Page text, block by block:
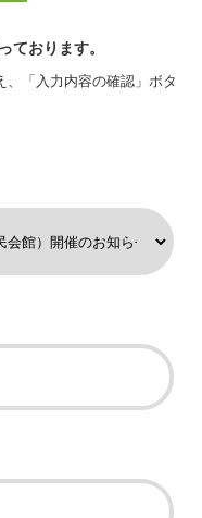
ております。
、「入力内容の確認」ボタ